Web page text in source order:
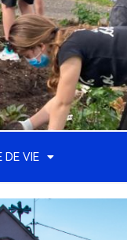
DE VIE